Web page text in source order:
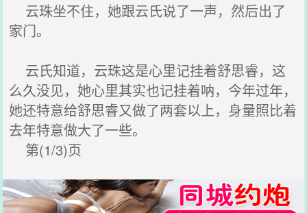
云珠坐不住，她跟云氏说了一声，然后出了
家门。
云氏知道，云珠这是心里记挂着舒思睿，这
么久没见，她心里其实也记挂着呐，今年过年，
她还特意给舒思睿又做了两套以上，身量照比着
去年特意做大了一些。
第(1/3)页